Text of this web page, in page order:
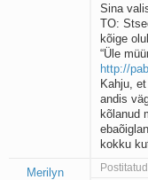
Sina
TO:
kõige
“Üle
http://
Kahju,
andis
kõlanud
kokku
Merilyn